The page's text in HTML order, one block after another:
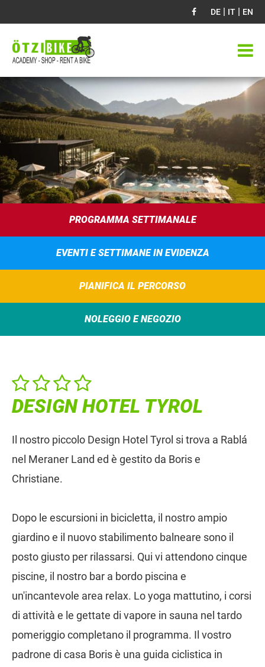
DE | IT | EN
PROGRAMMA SETTIMANALE
EVENTI E SETTIMANE IN EVIDENZA
PIANIFICA IL PERCORSO
NOLEGGIO E NEGOZIO
DESIGN HOTEL TYROL
Il nostro piccolo Design Hotel Tyrol si trova a Rablá
nel Meraner Land ed è gestito da Boris e
Christiane.
Dopo le escursioni in bicicletta, il nostro ampio
giardino e il nuovo stabilimento balneare sono il
posto giusto per rilassarsi. Qui vi attendono cinque
piscine, il nostro bar a bordo piscina e
un'incantevole area relax. Lo yoga mattutino, i corsi
di attività e le gettate di vapore in sauna nel tardo
pomeriggio completano il programma. Il vostro
padrone di casa Boris è una guida ciclistica in